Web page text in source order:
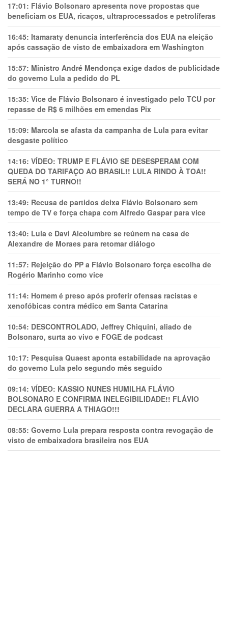
17:01: Flávio Bolsonaro apresenta nove propostas que
beneficiam os EUA, ricaços, ultraprocessados e petrolíferas
16:45: Itamaraty denuncia interferência dos EUA na eleição
após cassação de visto de embaixadora em Washington
15:57: Ministro André Mendonça exige dados de publicidade
do governo Lula a pedido do PL
15:35: Vice de Flávio Bolsonaro é investigado pelo TCU por
repasse de R$ 6 milhões em emendas Pix
15:09: Marcola se afasta da campanha de Lula para evitar
desgaste político
14:16: VÍDEO: TRUMP E FLÁVIO SE DESESPERAM COM
QUEDA DO TARIFAÇO AO BRASIL!! LULA RINDO À TOA!!
SERÁ NO 1° TURNO!!
13:49: Recusa de partidos deixa Flávio Bolsonaro sem
tempo de TV e força chapa com Alfredo Gaspar para vice
13:40: Lula e Davi Alcolumbre se reúnem na casa de
Alexandre de Moraes para retomar diálogo
11:57: Rejeição do PP a Flávio Bolsonaro força escolha de
Rogério Marinho como vice
11:14: Homem é preso após proferir ofensas racistas e
xenofóbicas contra médico em Santa Catarina
10:54: DESCONTROLADO, Jeffrey Chiquini, aliado de
Bolsonaro, surta ao vivo e FOGE de podcast
10:17: Pesquisa Quaest aponta estabilidade na aprovação
do governo Lula pelo segundo mês seguido
09:14: VÍDEO: KASSIO NUNES HUMlLHA FLÁVIO
BOLSONARO E CONFIRMA INELEGIBILIDADE!! FLÁVIO
DECLARA GUERRA A THIAGO!!!
08:55: Governo Lula prepara resposta contra revogação de
visto de embaixadora brasileira nos EUA